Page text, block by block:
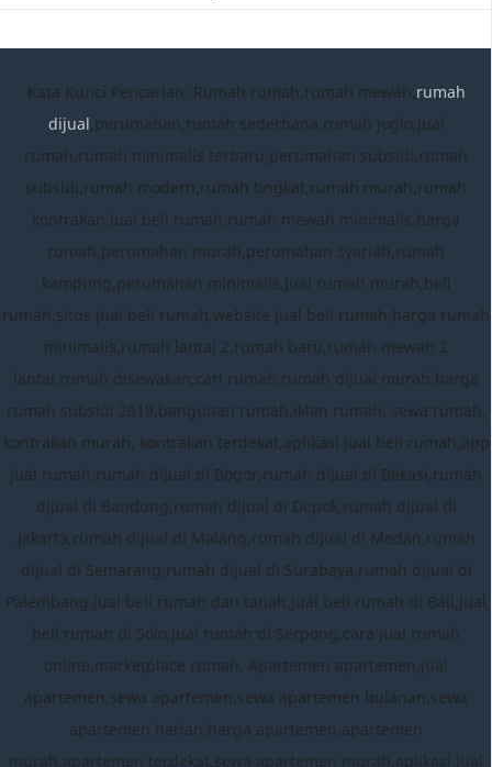
Kata Kunci Pencarian: Rumah rumah,rumah mewah,rumah
dijual,perumahan,rumah sederhana,rumah joglo,jual
rumah,rumah minimalis terbaru,perumahan subsidi,rumah
subsidi,rumah modern,rumah tingkat,rumah murah,rumah
kontrakan,jual beli rumah,rumah mewah minimalis,harga
rumah,perumahan murah,perumahan syariah,rumah
kampung,perumahan minimalis,jual rumah murah,beli
rumah,situs jual beli rumah,website jual beli rumah,harga rumah
minimalis,rumah lantai 2,rumah baru,rumah mewah 2
lantai,rumah disewakan,cari rumah,rumah dijual murah,harga
rumah subsidi 2019,bangunan rumah,iklan rumah, sewa rumah,
kontrakan murah, kontrakan terdekat,aplikasi jual beli rumah,app
jual rumah,rumah dijual di Bogor,rumah dijual di Bekasi,rumah
dijual di Bandung,rumah dijual di Depok,rumah dijual di
Jakarta,rumah dijual di Malang,rumah dijual di Medan,rumah
dijual di Semarang,rumah dijual di Surabaya,rumah dijual di
Palembang,jual beli rumah dan tanah,jual beli rumah di Bali,jual
beli rumah di Solo,jual rumah di Serpong,cara jual rumah
online,marketplace rumah. Apartemen apartemen,jual
apartemen,sewa apartemen,sewa apartemen bulanan,sewa
apartemen harian,harga apartemen,apartemen
murah,apartemen terdekat,sewa apartemen murah,aplikasi jual